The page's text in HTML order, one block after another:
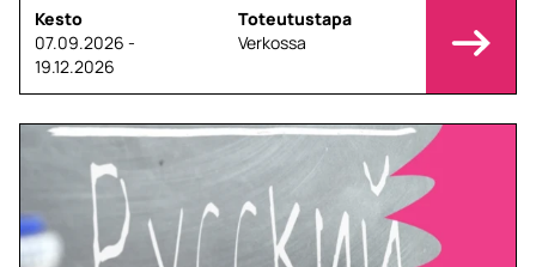
Kesto
07.09.2026 -
19.12.2026
Toteutustapa
Verkossa